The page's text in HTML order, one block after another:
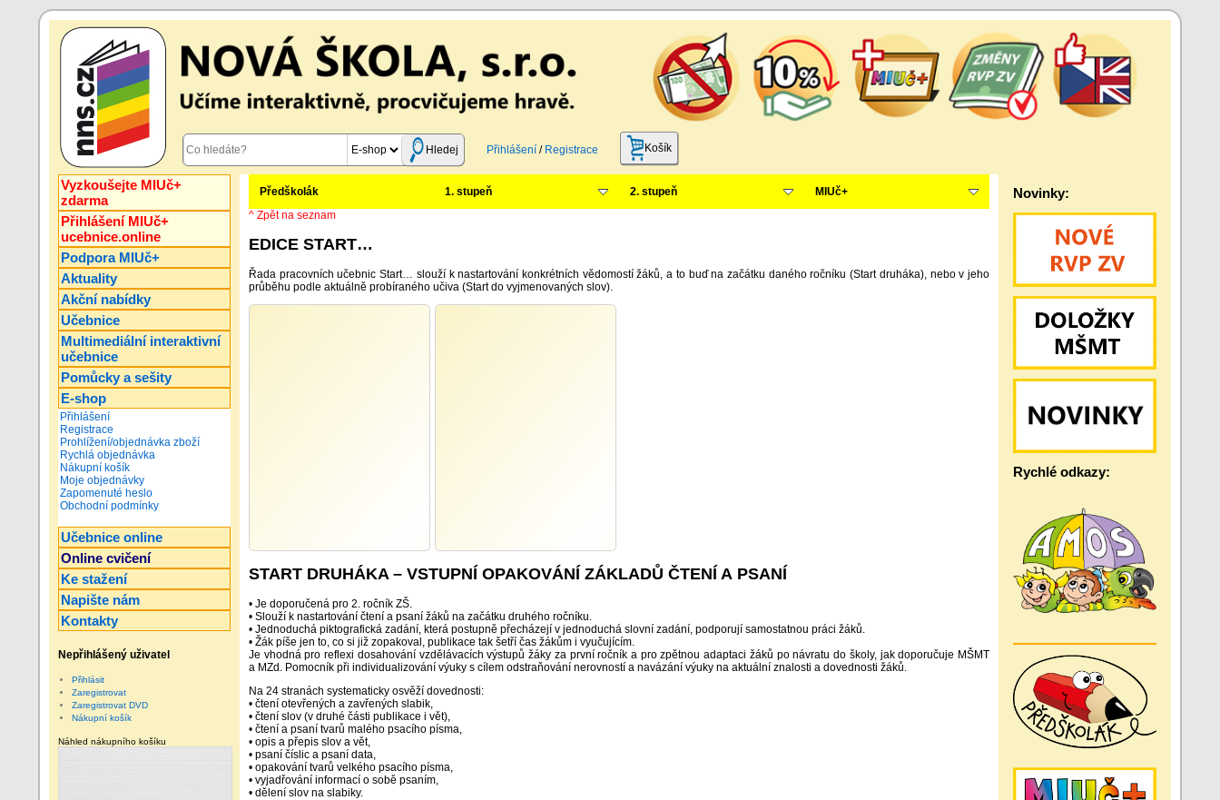
Hledej Přihlášení/ Registrace Košík
Vyzkoušejte MIUč+
zdarma
Přihlášení MIUč+
ucebnice.online
Podpora MIUč+
Aktuality
Akční nabídky
Učebnice
Multimediální interaktivní
učebnice
Pomůcky a sešity
E-shop
Přihlášení
Registrace
Prohlížení/objednávka zboží
Rychlá objednávka
Nákupní košík
Moje objednávky
Zapomenuté heslo
Obchodní podmínky
Učebnice online
Online cvičení
Ke stažení
Napište nám
Kontakty
Nepřihlášený uživatel
Přihlásit
Zaregistrovat
Zaregistrovat DVD
Nákupní košík
Náhled nákupního košíku
Předškolák 1. stupeň 2. stupeň
MIUč+
^ Zpět na seznam
EDICE START…
Řada pracovních učebnic Start… slouží k nastartování konkrétních vědomostí žáků, a to buď na začátku daného ročníku (Start druháka), nebo v jeho
průběhu podle aktuálně probíraného učiva (Start do vyjmenovaných slov).
START DRUHÁKA – VSTUPNÍ OPAKOVÁNÍ ZÁKLADŮ ČTENÍ A PSANÍ
• Je doporučená pro 2. ročník ZŠ.
• Slouží k nastartování čtení a psaní žáků na začátku druhého ročníku.
• Jednoduchá piktografická zadání, která postupně přecházejí v jednoduchá slovní zadání, podporují samostatnou práci žáků.
• Žák píše jen to, co si již zopakoval, publikace tak šetří čas žákům i vyučujícím.
Je vhodná pro reflexi dosahování vzdělávacích výstupů žáky za první ročník a pro zpětnou adaptaci žáků po návratu do školy, jak doporučuje MŠMT
a MZd. Pomocník při individualizování výuky s cílem odstraňování nerovností a navázání výuky na aktuální znalosti a dovednosti žáků.
Na 24 stranách systematicky osvěží dovednosti:
• čtení otevřených a zavřených slabik,
• čtení slov (v druhé části publikace i vět),
• čtení a psaní tvarů malého psacího písma,
• opis a přepis slov a vět,
• psaní číslic a psaní data,
• opakování tvarů velkého psacího písma,
• vyjadřování informací o sobě psaním,
• dělení slov na slabiky.
Novinky:
Rychlé odkazy: